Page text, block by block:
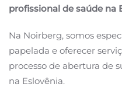
profissional de saúde na
Na Noirberg, somos
papelada e oferecer
processo de abertura de
na Eslovênia.